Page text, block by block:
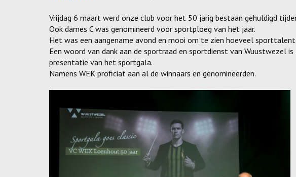
Vrijdag 6 maart werd onze club voor het 50 jarig bestaan gehuldigd
Ook dames C was genomineerd voor sportploeg van het jaar.
Het was een aangename avond en mooi om te zien hoeveel
Een woord van dank aan de sportraad en sportdienst van Wuustwezel
presentatie van het sportgala.
Namens WEK proficiat aan al de winnaars en genomineerden.